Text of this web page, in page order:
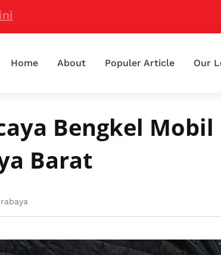
Home About Populer Article Our
Bengkel Mobil
Barat